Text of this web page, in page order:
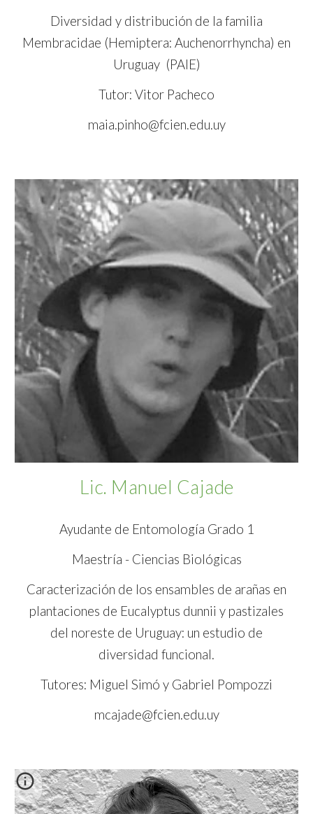
Diversidad y distribución de la familia
Membracidae (Hemiptera: Auchenorrhyncha) en
Uruguay (PAIE)
Tutor: Vitor Pacheco
maia.pinho@fcien.edu.uy
Lic. Manuel Cajade
Ayudante de Entomología Grado 1
Maestría - Ciencias Biológicas
Caracterización de los ensambles de arañas en
plantaciones de Eucalyptus dunnii y pastizales
del noreste de Uruguay: un estudio de
diversidad funcional.
Tutores: Miguel Simó y Gabriel Pompozzi
mcajade@fcien.edu.uy